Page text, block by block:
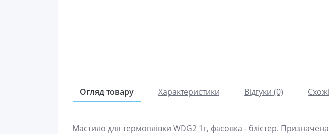
Огляд товару Характеристики Відгуки (0)
Мастило для термоплівки WDG2 1г, фасовка - блістер.